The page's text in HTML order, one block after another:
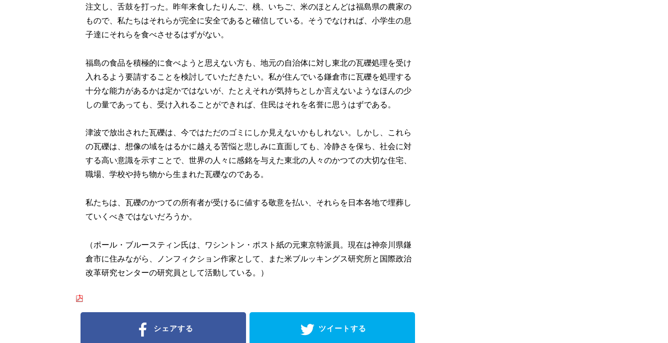
注文し、舌鼓を打った。昨年来食したりんご、桃、いちご、米のほとんどは福島県の農家の
もので、私たちはそれらが完全に安全であると確信している。そうでなければ、小学生の息
子達にそれらを食べさせるはずがない。
福島の食品を積極的に食べようと思えない方も、地元の自治体に対し東北の瓦礫処理を受け
入れるよう要請することを検討していただきたい。私が住んでいる鎌倉市に瓦礫を処理する
十分な能力があるかは定かではないが、たとえそれが気持ちとしか言えないようなほんの少
しの量であっても、受け入れることができれば、住民はそれを名誉に思うはずである。
津波で放出された瓦礫は、今ではただのゴミにしか見えないかもしれない。しかし、これら
の瓦礫は、想像の域をはるかに越える苦悩と悲しみに直面しても、冷静さを保ち、社会に対
する高い意識を示すことで、世界の人々に感銘を与えた東北の人々のかつての大切な住宅、
職場、学校や持ち物から生まれた瓦礫なのである。
私たちは、瓦礫のかつての所有者が受けるに値する敬意を払い、それらを日本各地で埋葬し
ていくべきではないだろうか。
（ポール・ブルースティン氏は、ワシントン・ポスト紙の元東京特派員。現在は神奈川県鎌
倉市に住みながら、ノンフィクション作家として、また米ブルッキングス研究所と国際政治
改革研究センターの研究員として活動している。）
シェアする ツイートする